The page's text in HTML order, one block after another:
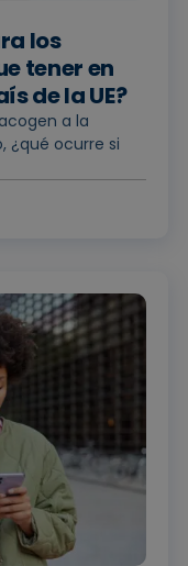
los
tener en
de la UE?
a la
¿qué ocurre si